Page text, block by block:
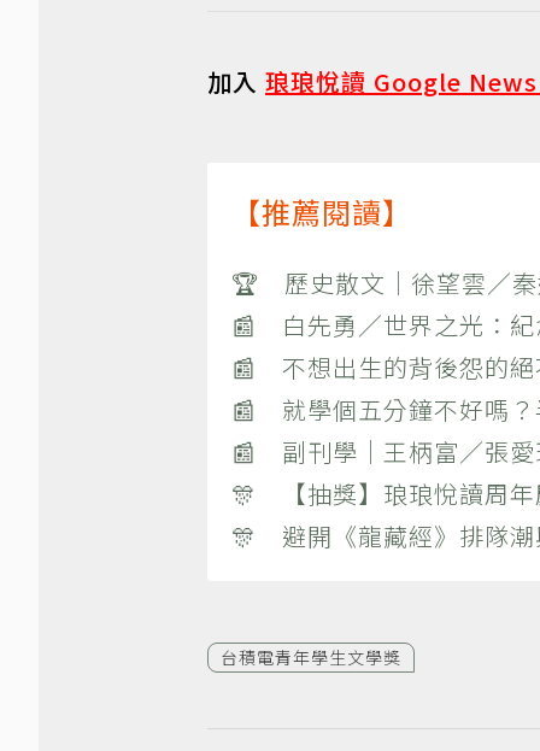
加入 琅琅悅讀 Google
【推薦閱讀】
🏆 歷史散文｜徐望雲／秦
📰 白先勇／世界之光：紀
📰 不想出生的背後怨的絕
📰 就學個五分鐘不好嗎？
📰 副刊學｜王柄富／張愛
🎊 【抽獎】琅琅悅讀周年
🎊 避開《龍藏經》排隊潮
台積電青年學生文學獎